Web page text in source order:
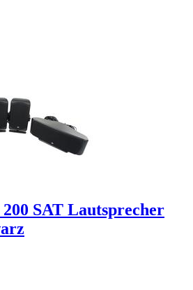
200 SAT Lautsprecher